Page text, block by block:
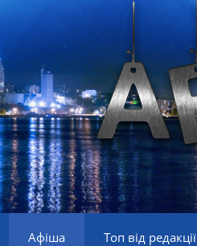
Афіша Топ від редакції